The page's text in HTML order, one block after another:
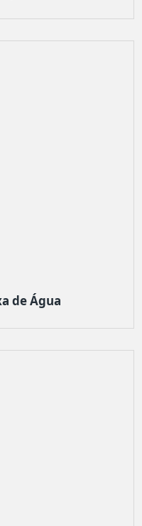
de Água